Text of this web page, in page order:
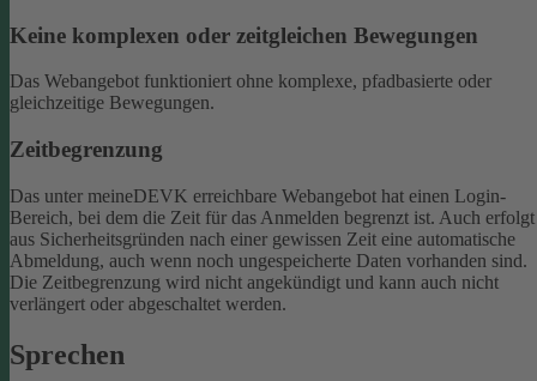
Keine komplexen oder zeitgleichen Bewegungen
Das Webangebot funktioniert ohne komplexe, pfadbasierte oder
gleichzeitige Bewegungen.
Zeitbegrenzung
Das unter meineDEVK erreichbare Webangebot hat einen Login-
Bereich, bei dem die Zeit für das Anmelden begrenzt ist. Auch erfolgt
aus Sicherheitsgründen nach einer gewissen Zeit eine automatische
Abmeldung, auch wenn noch ungespeicherte Daten vorhanden sind.
Die Zeitbegrenzung wird nicht angekündigt und kann auch nicht
verlängert oder abgeschaltet werden.
Sprechen